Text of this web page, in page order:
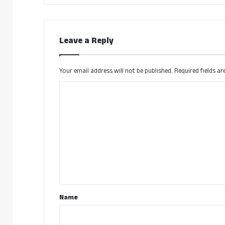
Leave a Reply
Your email address will not be published. Required fields
*Name